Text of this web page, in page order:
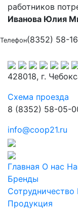
работников
Иванова Юлия
Телефон(8352) 58-
428018, г.
Схема проезда
8 (8352) 58-05-
info@coop21.ru
Главная О нас
Бренды
Сотрудничество
Продукция